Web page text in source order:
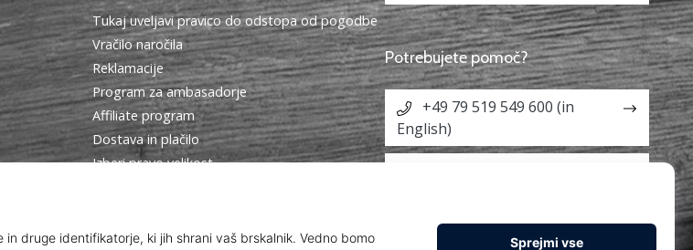
Tukaj uveljavi pravico do odstopa od pogodbe
Vračilo naročila
Reklamacije
Program za ambasadorje
Affiliate program
Dostava in plačilo
Izberi pravo velikost
Politika zasebnosti
Potrebujete pomoč?
+49 79 519 549 600 (in
English)